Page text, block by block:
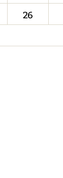
26